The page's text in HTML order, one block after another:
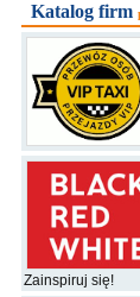
Katalog firm
Zainspiruj się!